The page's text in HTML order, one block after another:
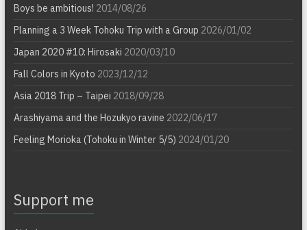
Boys be ambitious! 2014/08/26
Planning a 3 Week Tohoku Trip with a Group 2026/01/02
Japan 2020 #10: Hirosaki 2020/03/10
Fall Colors in Kyoto 2023/12/12
Asia 2018 Trip – Taipei 2018/09/28
Arashiyama and the Hozukyo ravine 2022/06/17
Feeling Morioka (Tohoku in Winter 5/5) 2024/01/20
Support me